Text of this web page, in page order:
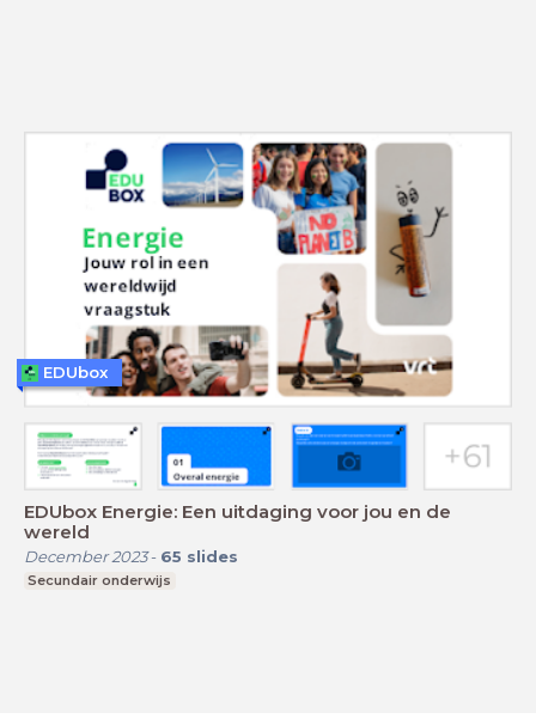
EDUbox Energie: Een uitdaging voor jou en de
wereld
December 2023- 65 slides
Secundair onderwijs
EDUbox